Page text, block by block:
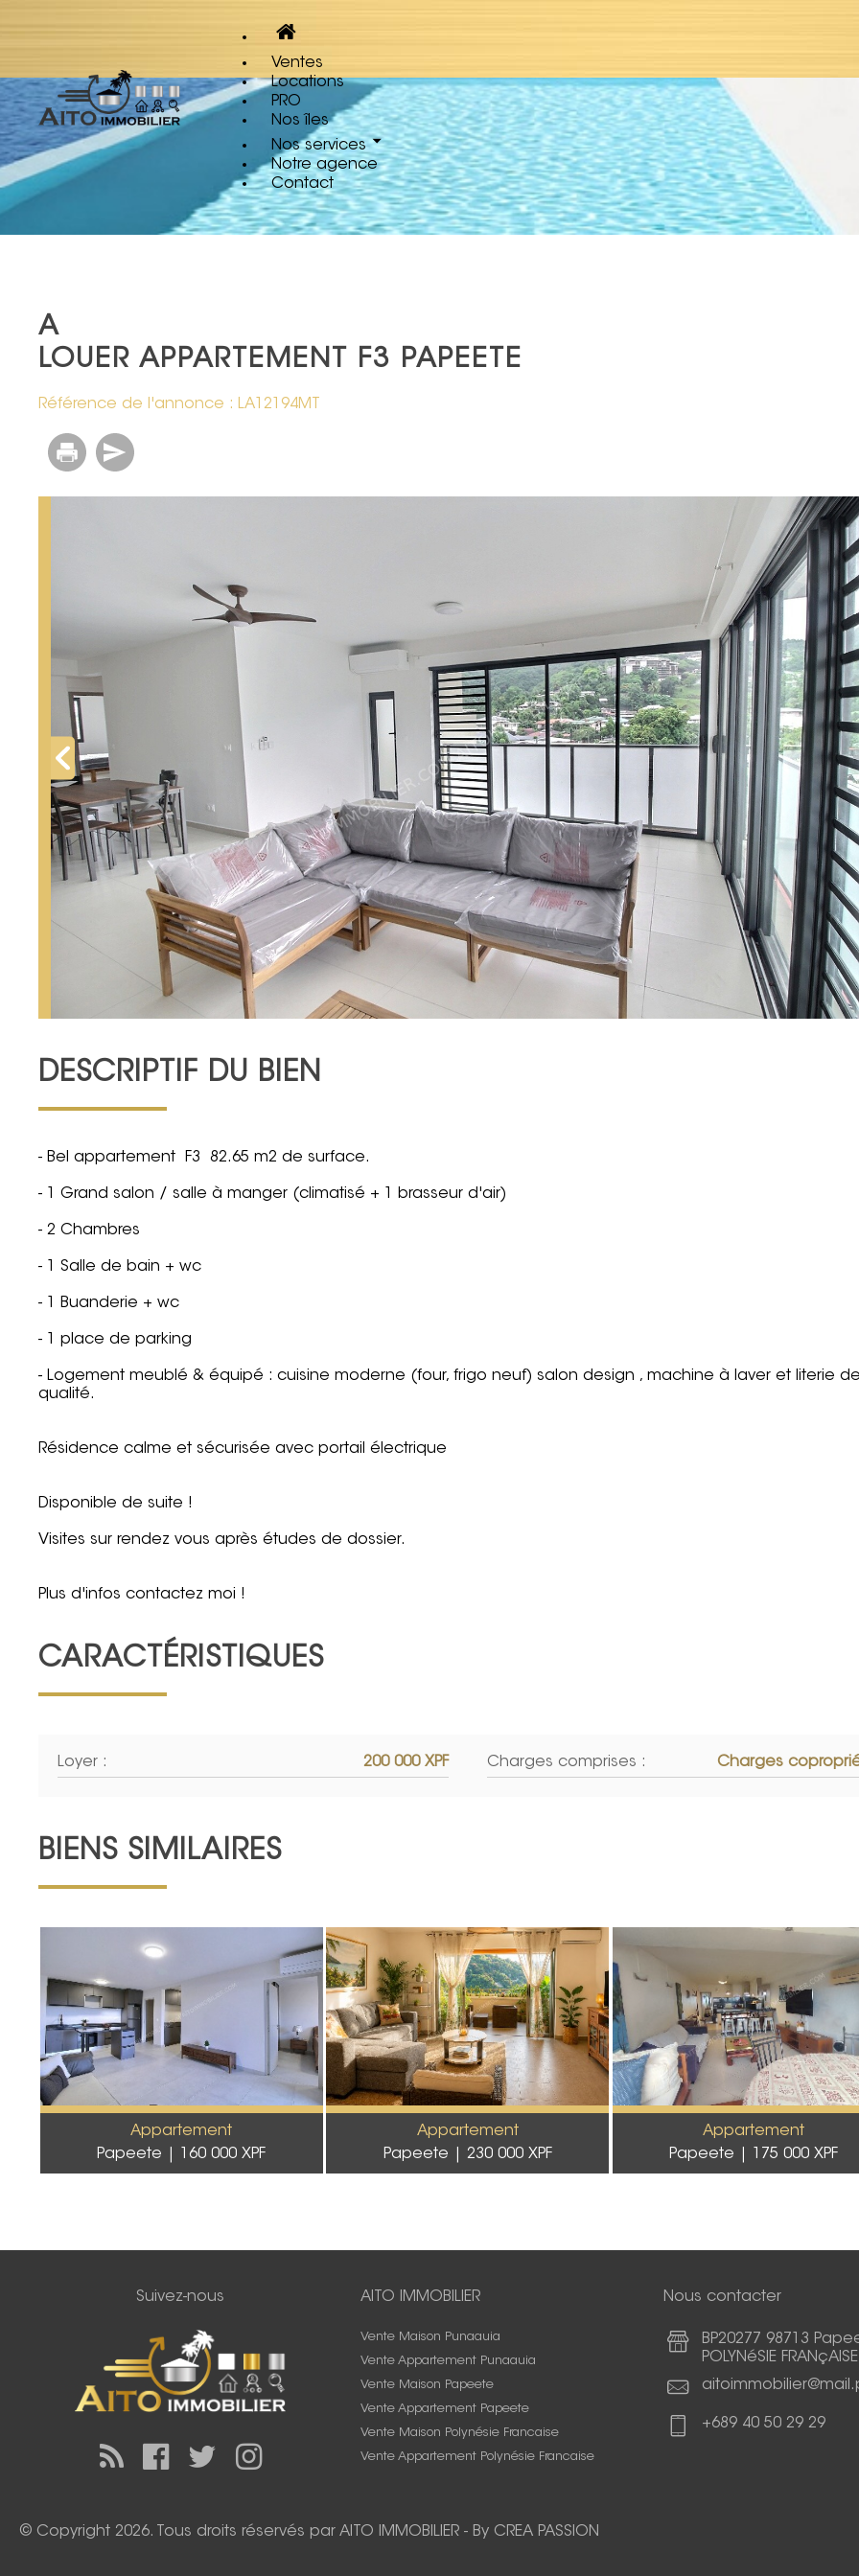
Ventes
Locations
PRO
Nos îles
Nos services
Notre agence
Contact
A
LOUER APPARTEMENT F3 PAPEETE
Référence de l'annonce : LA12194MT
DESCRIPTIF DU BIEN
- Bel appartement F3 82.65 m2 de surface.
- 1 Grand salon / salle à manger (climatisé + 1 brasseur d'air)
- 2 Chambres
- 1 Salle de bain + wc
- 1 Buanderie + wc
- 1 place de parking
- Logement meublé & équipé : cuisine moderne (four, frigo neuf) salon design , machine à laver et literie
qualité.
Résidence calme et sécurisée avec portail électrique
Disponible de suite !
Visites sur rendez vous après études de dossier.
Plus d'infos contactez moi !
CARACTÉRISTIQUES
Loyer : 200 000 XPF Charges comprises : Charges
BIENS SIMILAIRES
Appartement
Papeete
160 000 XPF
Appartement
Papeete
230 000 XPF
Appartement
Papeete
175 000 XPF
Suivez-nous AITO IMMOBILIER
Vente Maison Punaauia
Vente Appartement Punaauia
Vente Maison Papeete
Vente Appartement Papeete
Vente Maison Polynésie Francaise
Vente Appartement Polynésie Francaise
Nous contacter
BP20277 98713
POLYNéSIE FRANçAISE
+689 40 50 29 29
© Copyright 2026. Tous droits réservés par AITO IMMOBILIER - By CREA PASSION